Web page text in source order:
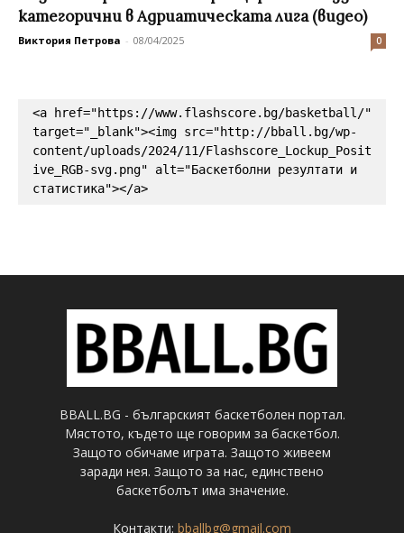
категорични в Адриатическата лига (видео)
Виктория Петрова - 08/04/2025 0
<a href="https://www.flashscore.bg/basketball/"
target="_blank"><img src="http://bball.bg/wp-
content/uploads/2024/11/Flashscore_Lockup_Posit
ive_RGB-svg.png" alt="Баскетболни резултати и
статистика"></a>
BBALL.BG - българският баскетболен портал.
Мястото, където ще говорим за баскетбол.
Защото обичаме играта. Защото живеем
заради нея. Защото за нас, единствено
баскетболът има значение.
Контакти: bballbg@gmail.com